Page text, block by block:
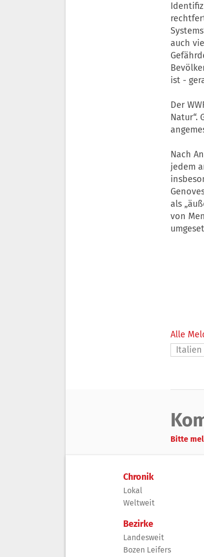
auch
ist -
Der
Natur“.
Nach
jedem
als
von
Alle
Italien
Bitte
Chronik
Lokal
Weltweit
Bezirke
Landesweit
Bozen Leifers